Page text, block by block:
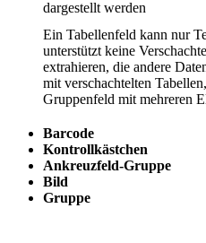
dargestellt werden
Ein Tabellenfeld kann nur
unterstützt keine
extrahieren, die andere
mit verschachtelten
Gruppenfeld mit mehreren
Barcode
Kontrollkästchen
Ankreuzfeld-Gruppe
Bild
Gruppe